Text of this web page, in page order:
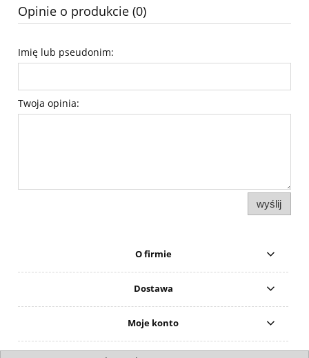
Opinie o produkcie (0)
Imię lub pseudonim:
Twoja opinia:
wyślij
O firmie
Dostawa
Moje konto